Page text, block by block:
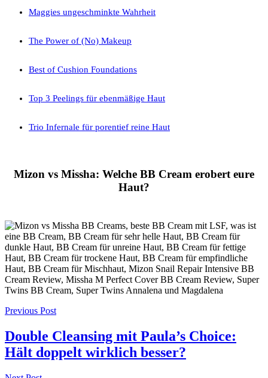
Maggies ungeschminkte Wahrheit
The Power of (No) Makeup
Best of Cushion Foundations
Top 3 Peelings für ebenmäßige Haut
Trio Infernale für porentief reine Haut
Mizon vs Missha: Welche BB Cream erobert eure
Haut?
Post
navigation
Previous Post
Double Cleansing mit Paula’s Choice:
Hält doppelt wirklich besser?